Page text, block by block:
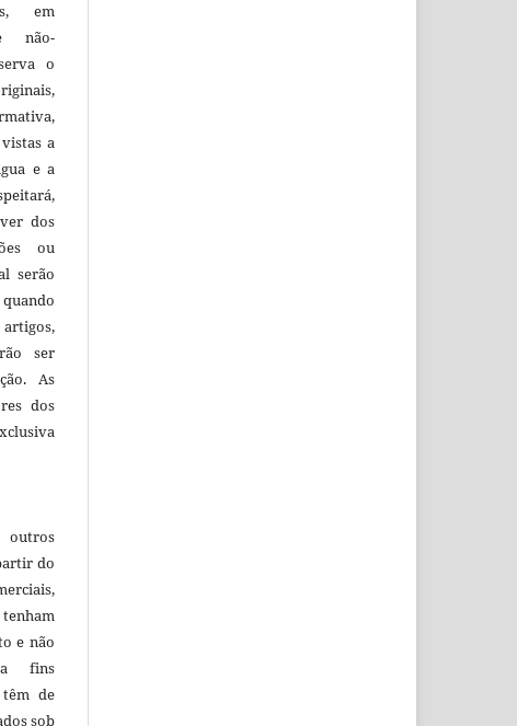
em
não-
o
a
e a
dos
ou
serão
ser
As
dos
do
e não
fins
de
sob